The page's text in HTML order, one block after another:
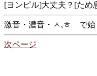
[ヨンピル]大丈夫？[ため
激音・濃音・ㅅ,ㅎ で
次ページ